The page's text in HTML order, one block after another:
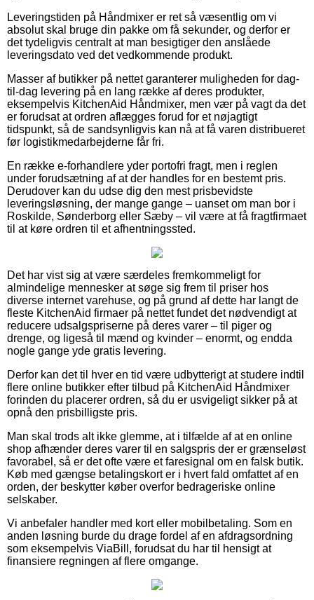
Leveringstiden på Håndmixer er ret så væsentlig om vi
absolut skal bruge din pakke om få sekunder, og derfor er
det tydeligvis centralt at man besigtiger den anslåede
leveringsdato ved det vedkommende produkt.
Masser af butikker på nettet garanterer muligheden for dag-
til-dag levering på en lang række af deres produkter,
eksempelvis KitchenAid Håndmixer, men vær på vagt da det
er forudsat at ordren aflægges forud for et nøjagtigt
tidspunkt, så de sandsynligvis kan nå at få varen distribueret
før logistikmedarbejderne får fri.
En række e-forhandlere yder portofri fragt, men i reglen
under forudsætning af at der handles for en bestemt pris.
Derudover kan du udse dig den mest prisbevidste
leveringsløsning, der mange gange – uanset om man bor i
Roskilde, Sønderborg eller Sæby – vil være at få fragtfirmaet
til at køre ordren til et afhentningssted.
Det har vist sig at være særdeles fremkommeligt for
almindelige mennesker at søge sig frem til priser hos
diverse internet varehuse, og på grund af dette har langt de
fleste KitchenAid firmaer på nettet fundet det nødvendigt at
reducere udsalgspriserne på deres varer – til piger og
drenge, og ligeså til mænd og kvinder – enormt, og endda
nogle gange yde gratis levering.
Derfor kan det til hver en tid være udbytterigt at studere indtil
flere online butikker efter tilbud på KitchenAid Håndmixer
forinden du placerer ordren, så du er usvigeligt sikker på at
opnå den prisbilligste pris.
Man skal trods alt ikke glemme, at i tilfælde af at en online
shop afhænder deres varer til en salgspris der er grænseløst
favorabel, så er det ofte være et faresignal om en falsk butik.
Køb med gængse betalingskort er i hvert fald omfattet af en
orden, der beskytter køber overfor bedrageriske online
selskaber.
Vi anbefaler handler med kort eller mobilbetaling. Som en
anden løsning burde du drage fordel af en afdragsordning
som eksempelvis ViaBill, forudsat du har til hensigt at
finansiere regningen af flere omgange.